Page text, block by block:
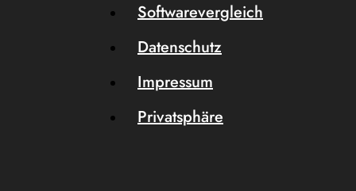
Softwarevergleich
Datenschutz
Impressum
Privatsphäre